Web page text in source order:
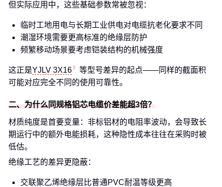
但实际应用中，这些基础参数常被忽视：
临时工地用电与长期工业供电对电缆抗老化要求不同
潮湿环境需要更高标准的绝缘层防护
频繁移动场景要考虑铠装结构的机械强度
这正是YJLV 3X16
等型号差异的起点——同样的截面积
可能对应完全不同的使用可靠性。
二、为什么同规格铝芯电缆价差能超3倍？
材质纯度是首要变量：非标铝材的电阻率波动，会导致长
期运行中的额外电能损耗，这种隐性成本往往在采购时被
低估。
绝缘工艺的差异更隐蔽：
交联聚乙烯绝缘层比普通PVC耐温等级更高